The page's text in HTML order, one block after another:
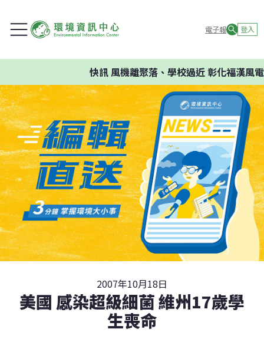
電子報 登入
快訊風機離聚落、學校過近 彰化福漢風電
2007年10月18日
美國 感染超級細菌 維州17歲學
生喪命